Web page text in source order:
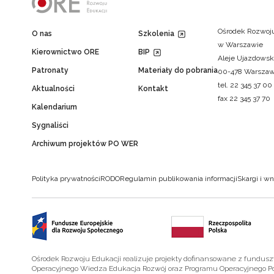
O nas
Kierownictwo ORE
Patronaty
Aktualności
Kalendarium
Sygnaliści
Archiwum projektów PO WER
Szkolenia
BIP
Materiały do pobrania
Kontakt
Ośrodek
w Warszawie
Aleje
00-478
tel. 22 345 37 00
fax 22 345 37 70
Polityka prywatnościRODORegulamin publikowania informacjiSkargi i
Ośrodek Rozwoju Edukacji realizuje projekty dofinansowane z
Operacyjnego Wiedza Edukacja Rozwój oraz Programu Operacyjnego